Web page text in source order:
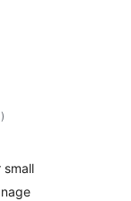
مجموعی
درجہ
)
small